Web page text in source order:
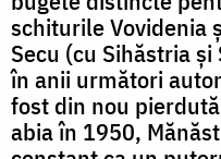
schiturile Vovidenia
Secu (cu Sihăstria
în anii următori
fost din nou
abia în 1950,